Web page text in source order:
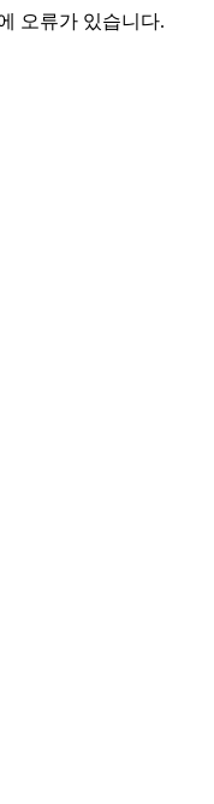
오류가 있습니다.